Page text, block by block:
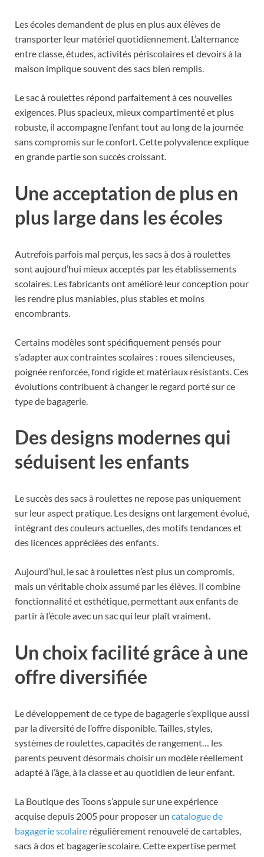
Les écoles demandent de plus en plus aux élèves de
transporter leur matériel quotidiennement. L’alternance
entre classe, études, activités périscolaires et devoirs à la
maison implique souvent des sacs bien remplis.
Le sac à roulettes répond parfaitement à ces nouvelles
exigences. Plus spacieux, mieux compartimenté et plus
robuste, il accompagne l’enfant tout au long de la journée
sans compromis sur le confort. Cette polyvalence explique
en grande partie son succès croissant.
Une acceptation de plus en
plus large dans les écoles
Autrefois parfois mal perçus, les sacs à dos à roulettes
sont aujourd’hui mieux acceptés par les établissements
scolaires. Les fabricants ont amélioré leur conception pour
les rendre plus maniables, plus stables et moins
encombrants.
Certains modèles sont spécifiquement pensés pour
s’adapter aux contraintes scolaires : roues silencieuses,
poignée renforcée, fond rigide et matériaux résistants. Ces
évolutions contribuent à changer le regard porté sur ce
type de bagagerie.
Des designs modernes qui
séduisent les enfants
Le succès des sacs à roulettes ne repose pas uniquement
sur leur aspect pratique. Les designs ont largement évolué,
intégrant des couleurs actuelles, des motifs tendances et
des licences appréciées des enfants.
Aujourd’hui, le sac à roulettes n’est plus un compromis,
mais un véritable choix assumé par les élèves. Il combine
fonctionnalité et esthétique, permettant aux enfants de
partir à l’école avec un sac qui leur plaît vraiment.
Un choix facilité grâce à une
offre diversifiée
Le développement de ce type de bagagerie s’explique aussi
par la diversité de l’offre disponible. Tailles, styles,
systèmes de roulettes, capacités de rangement… les
parents peuvent désormais choisir un modèle réellement
adapté à l’âge, à la classe et au quotidien de leur enfant.
La Boutique des Toons s’appuie sur une expérience
acquise depuis 2005 pour proposer un catalogue de
bagagerie scolaire régulièrement renouvelé de cartables,
sacs à dos et bagagerie scolaire. Cette expertise permet